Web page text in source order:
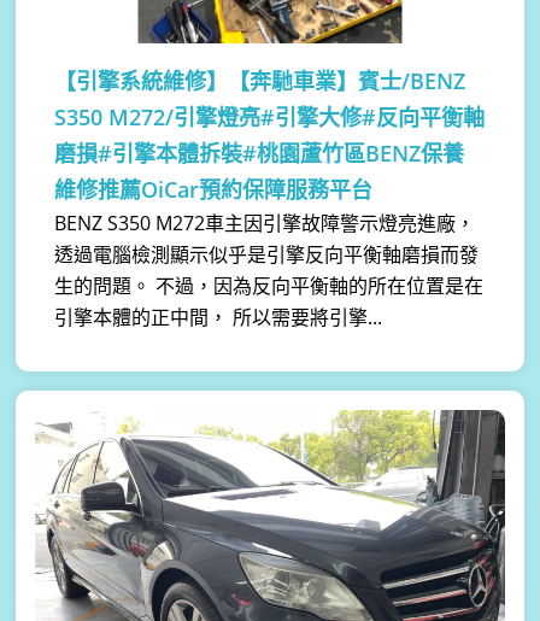
【引擎系統維修】
【奔馳車業】賓士/BENZ
S350 M272/引擎燈亮#引擎大修#反向平衡軸
磨損#引擎本體拆裝#桃園蘆竹區BENZ保養
維修推薦OiCar預約保障服務平台
BENZ S350 M272車主因引擎故障警示燈亮進廠，
透過電腦檢測顯示似乎是引擎反向平衡軸磨損而發
生的問題。 不過，因為反向平衡軸的所在位置是在
引擎本體的正中間， 所以需要將引擎...